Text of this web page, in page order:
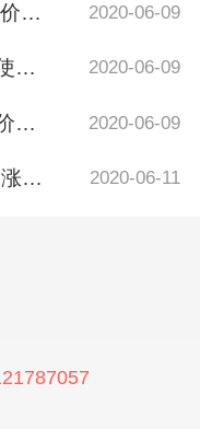
又现纠结党 一级建造师和造价工程师考哪个好？ 2020-06-09
干货！一建系统更新，最全使用攻略在这里 2020-06-09
怎样让一级建造师证书挂靠价格​更高？ 2020-06-09
2020年一级建造师挂靠价格涨了吗？ 2020-06-11